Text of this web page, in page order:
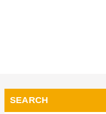
SEARCH